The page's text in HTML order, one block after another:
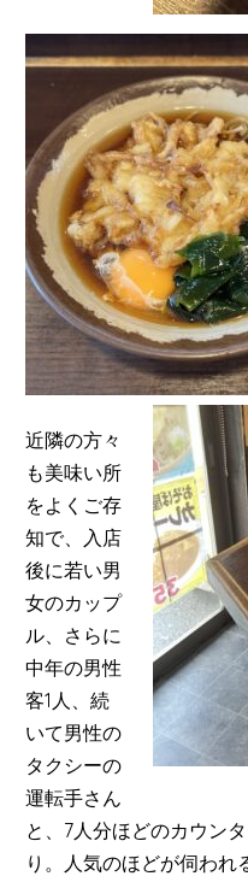
近隣の方々
も美味い所
をよくご存
知で、入店
後に若い男
女のカップ
ル、さらに
中年の男性
客1人、続
いて男性の
タクシーの
運転手さん
と、7人分ほどのカウン
り。人気のほどが伺われ